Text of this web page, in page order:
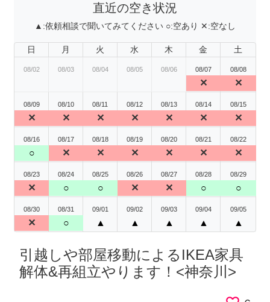
直近の空き状況
▲:依頼相談で聞いてみてください ○:空あり ✕:空なし
日 月 火 水 木 金 土
08/02 08/03 08/04 08/05 08/06 08/07
✕
08/08
✕
08/09
✕
08/10
✕
08/11
✕
08/12
✕
08/13
✕
08/14
✕
08/15
✕
08/16
○
08/17
✕
08/18
✕
08/19
✕
08/20
✕
08/21
✕
08/22
✕
08/23
✕
08/24
○
08/25
○
08/26
✕
08/27
✕
08/28
○
08/29
○
08/30
✕
08/31
○
09/01
▲
09/02
▲
09/03
▲
09/04
▲
09/05
▲
引越しや部屋移動によるIKEA家具
解体&再組立やります！<神奈川>